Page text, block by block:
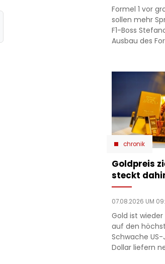
Formel 1 vor
sollen mehr
F1-Boss
Ausbau des
chronik
Goldpreis
steckt
07.08.2026 UM
Gold ist
auf den
Schwache
Dollar liefern